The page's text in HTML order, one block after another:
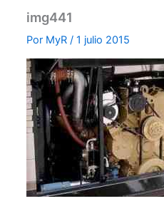
img441
Por MyR/1 julio 2015